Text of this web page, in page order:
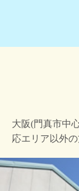
大阪(門真市中
応エリア以外